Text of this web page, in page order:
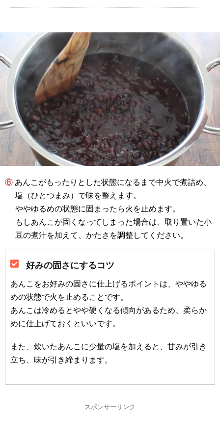
⑧ あんこがもったりとした状態になるまで中火で煮詰め、
塩（ひとつまみ）で味を整えます。
ややゆるめの状態に固まったら火を止めます。
もしあんこが固くなってしまった場合は、取り置いた小
豆の煮汁を加えて、かたさを調整してください。
好みの固さにするコツ
あんこをお好みの固さに仕上げるポイントは、ややゆる
めの状態で火を止めることです。
あんこは冷めるとやや硬くなる傾向があるため、柔らか
めに仕上げておくといいです。
また、炊いたあんこに少量の塩を加えると、甘みが引き
立ち、味が引き締まります。
スポンサーリンク